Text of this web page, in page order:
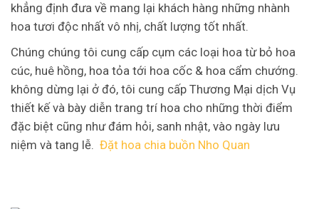
khẳng định đưa về mang lại khách hàng những nhành
hoa tươi độc nhất vô nhị, chất lượng tốt nhất.
Chúng chúng tôi cung cấp cụm các loại hoa từ bỏ hoa
cúc, huê hồng, hoa tỏa tới hoa cốc & hoa cẩm chướng.
không dừng lại ở đó, tôi cung cấp Thương Mại dịch Vụ
thiết kế và bày diễn trang trí hoa cho những thời điểm
đặc biệt cũng như đám hỏi, sanh nhật, vào ngày lưu
niệm và tang lễ. Đặt hoa chia buồn Nho Quan